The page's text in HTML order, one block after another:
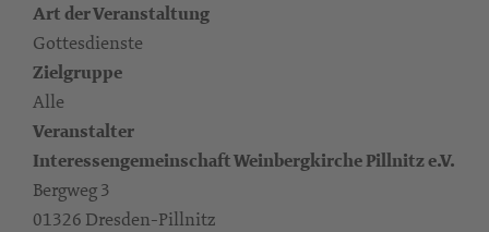
Art der Veranstaltung
Gottesdienste
Zielgruppe
Alle
Veranstalter
Interessengemeinschaft Weinbergkirche Pillnitz e.V.
Bergweg 3
01326 Dresden-Pillnitz